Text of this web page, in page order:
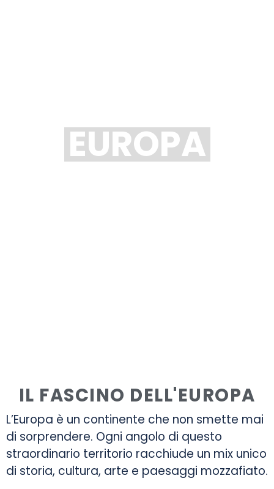
EUROPA
IL FASCINO DELL'EUROPA
L’Europa è un continente che non smette mai
di sorprendere. Ogni angolo di questo
straordinario territorio racchiude un mix unico
di storia, cultura, arte e paesaggi mozzafiato.